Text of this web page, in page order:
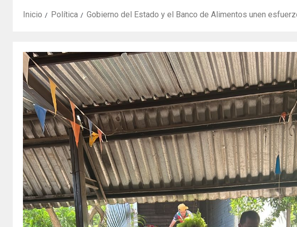
Inicio Política Gobierno del Estado y el Banco de Alimentos unen